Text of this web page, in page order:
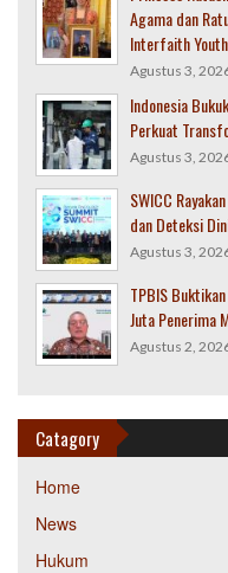
Agama dan
Interfaith
Agustus 3,
Indonesia
Perkuat
Agustus 3,
SWICC
dan Deteksi
Agustus 3,
TPBIS
Juta Penerima
Agustus 2,
Catagory
Home
News
Hukum